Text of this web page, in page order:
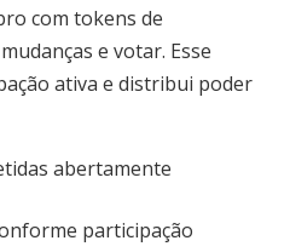
com tokens de
e votar. Esse
ativa e distribui poder
abertamente
participação